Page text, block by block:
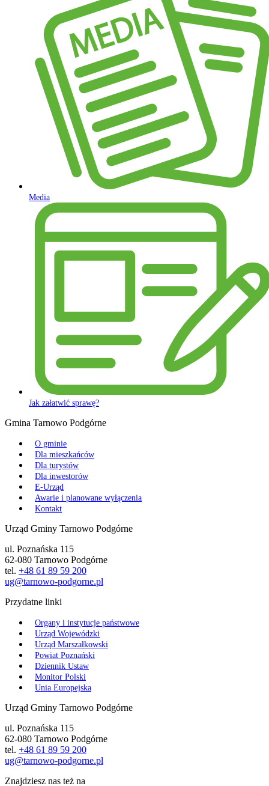
Media
Jak załatwić sprawę?
Gmina Tarnowo Podgórne
O gminie
Dla mieszkańców
Dla turystów
Dla inwestorów
E-Urząd
Awarie i planowane wyłączenia
Kontakt
Urząd Gminy Tarnowo Podgórne
ul. Poznańska 115
62-080 Tarnowo Podgórne
tel. +48 61 89 59 200
ug@tarnowo-podgorne.pl
Przydatne linki
Organy i instytucje państwowe
Urząd Wojewódzki
Urząd Marszałkowski
Powiat Poznański
Dziennik Ustaw
Monitor Polski
Unia Europejska
Urząd Gminy Tarnowo Podgórne
ul. Poznańska 115
62-080 Tarnowo Podgórne
tel. +48 61 89 59 200
ug@tarnowo-podgorne.pl
Znajdziesz nas też na